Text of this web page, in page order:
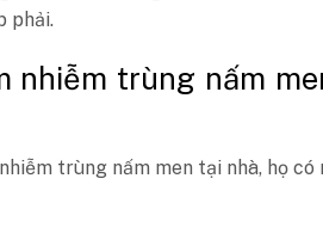
phải.
nhiễm trùng nấm
trùng nấm men tại nhà, họ có